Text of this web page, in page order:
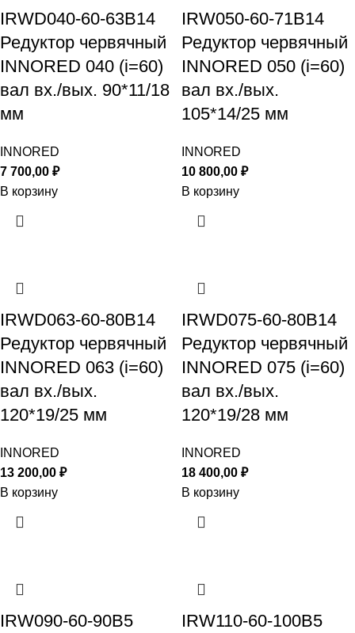
IRWD040-60-63B14
Редуктор червячный
INNORED 040 (i=60)
вал вх./вых. 90*11/18
мм
INNORED
7 700,00 ₽
В корзину
IRW050-60-71B14
Редуктор червячный
INNORED 050 (i=60)
вал вх./вых.
105*14/25 мм
INNORED
10 800,00 ₽
В корзину
IRWD063-60-80B14
Редуктор червячный
INNORED 063 (i=60)
вал вх./вых.
120*19/25 мм
INNORED
13 200,00 ₽
В корзину
IRWD075-60-80B14
Редуктор червячный
INNORED 075 (i=60)
вал вх./вых.
120*19/28 мм
INNORED
18 400,00 ₽
В корзину
IRW090-60-90B5
IRW110-60-100B5